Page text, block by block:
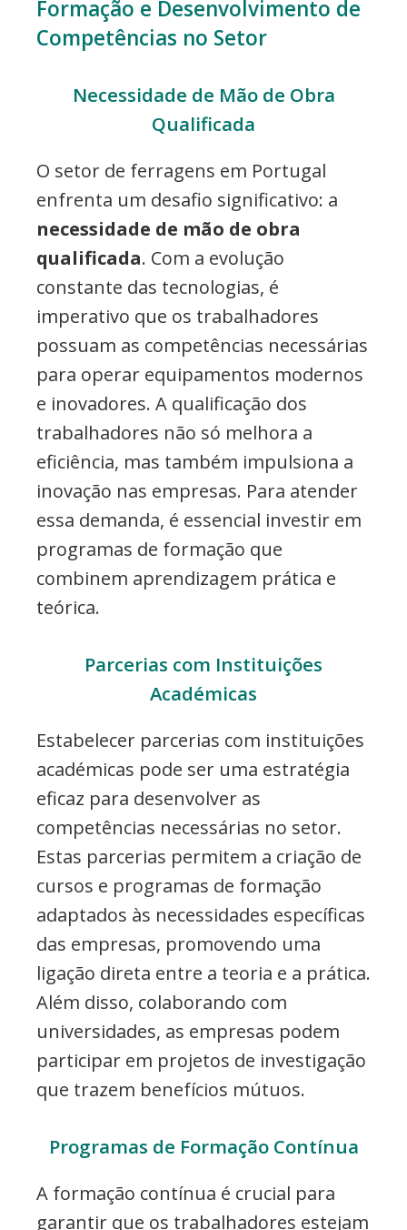
Formação e Desenvolvimento de
Competências no Setor
Necessidade de Mão de Obra
Qualificada
O setor de ferragens em Portugal
enfrenta um desafio significativo: a
necessidade de mão de obra
qualificada. Com a evolução
constante das tecnologias, é
imperativo que os trabalhadores
possuam as competências necessárias
para operar equipamentos modernos
e inovadores. A qualificação dos
trabalhadores não só melhora a
eficiência, mas também impulsiona a
inovação nas empresas. Para atender
essa demanda, é essencial investir em
programas de formação que
combinem aprendizagem prática e
teórica.
Parcerias com Instituições
Académicas
Estabelecer parcerias com instituições
académicas pode ser uma estratégia
eficaz para desenvolver as
competências necessárias no setor.
Estas parcerias permitem a criação de
cursos e programas de formação
adaptados às necessidades específicas
das empresas, promovendo uma
ligação direta entre a teoria e a prática.
Além disso, colaborando com
universidades, as empresas podem
participar em projetos de investigação
que trazem benefícios mútuos.
Programas de Formação Contínua
A formação contínua é crucial para
garantir que os trabalhadores estejam